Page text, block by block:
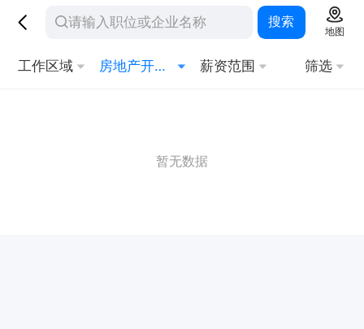
搜索
地图
工作区域 房地产开发/策划 薪资范围 筛选
暂无数据